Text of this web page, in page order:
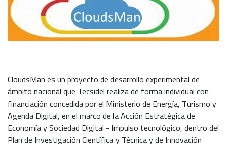
CloudsMan es un proyecto de desarrollo experimental de
ámbito nacional que Tecsidel realiza de forma individual con
financiación concedida por el Ministerio de Energía, Turismo y
Agenda Digital, en el marco de la Acción Estratégica de
Economía y Sociedad Digital - Impulso tecnológico, dentro del
Plan de Investigación Científica y Técnica y de Innovación